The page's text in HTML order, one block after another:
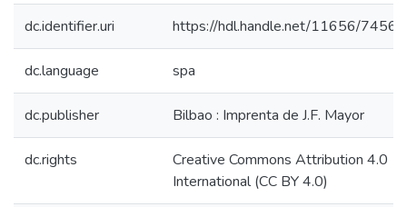
dc.identifier.uri https://hdl.handle.net/11656/7456
dc.language spa
dc.publisher Bilbao : Imprenta de J.F. Mayor
dc.rights
Creative Commons Attribution 4.0
International (CC BY 4.0)